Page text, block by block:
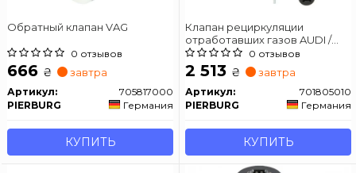
Обратный клапан VAG
0 отзывов
666 ₴ завтра
Артикул:
705817000
PIERBURG
Германия
КУПИТЬ
Клапан рециркуляции
отработавших газов AUDI /
SKODA / VW 1,8-4,2 Passat,
Superb, A8, A4, A6 -05
0 отзывов
2 513 ₴ завтра
Артикул:
701805010
PIERBURG
Германия
КУПИТЬ